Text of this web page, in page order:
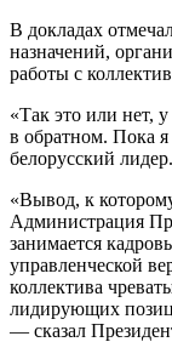
В докладах
назначений,
работы с
«Так это или нет,
в обратном. Пока
белорусский лидер.
«Вывод, к
Администрация
занимается
управленческой
коллектива
лидирующих
— сказал